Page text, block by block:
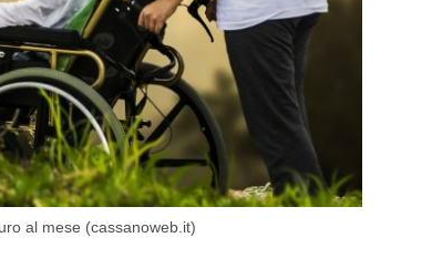
al mese (cassanoweb.it)